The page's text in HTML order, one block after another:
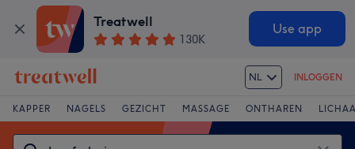
Treatwell
130K
Use app
NL INLOGGEN
KAPPER NAGELS GEZICHT MASSAGE ONTHAREN